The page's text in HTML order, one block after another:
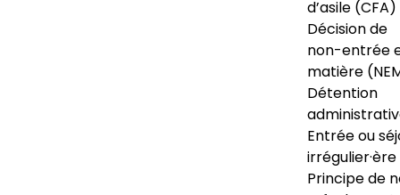
d’asile (CFA)
Décision de
non-entrée
matière
Détention
Entrée ou
irrégulier·ère
Principe de